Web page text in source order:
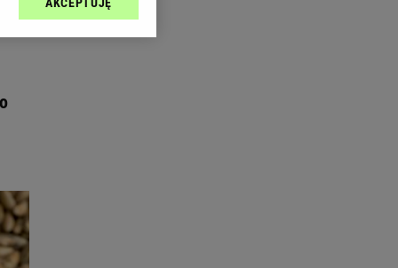
sp. z o.o., jej
danych poprzez
Zmiana ustawień
celów identyfikacji.
reklam i treści,